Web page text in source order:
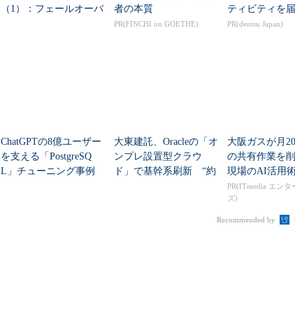
（1）：フェールオーバ
者の本質
PR(FINCHI on GOETHE)
ティビティを
PR(dentsu Japan)
ChatGPTの8億ユーザー
を支える「PostgreSQ
L」チューニング事例
大東建託、Oracleの「オ
ンプレ設置型クラウ
ド」で基幹系刷新 “約
大阪ガスが月
の共有作業を
現場のAI活用
PR(ITmedia エンタ
ズ)
Recommended by